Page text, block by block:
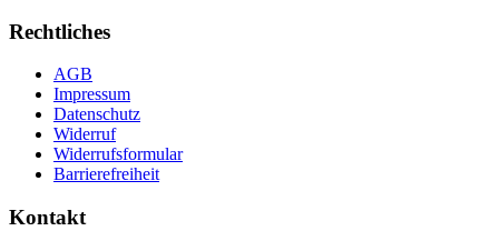
Rechtliches
AGB
Impressum
Datenschutz
Widerruf
Widerrufsformular
Barrierefreiheit
Kontakt